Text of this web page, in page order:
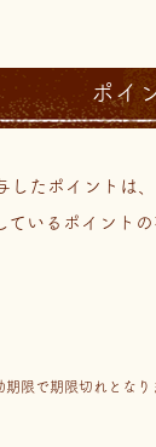
ポイ
たポイントは
いるポイント
限で期限切れとなり